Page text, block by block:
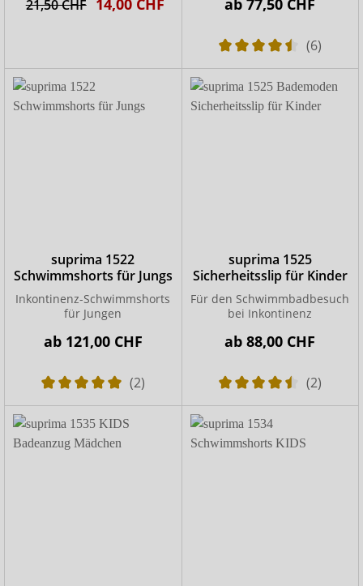
21,50 CHF
(6)
suprima 1522
Schwimmshorts für Jungs
Inkontinenz-Schwimmshorts
für Jungen
ab 121,00 CHF
(2)
suprima 1525
Sicherheitsslip für Kinder
Für den Schwimmbadbesuch
bei Inkontinenz
ab88,00 CHF
(2)